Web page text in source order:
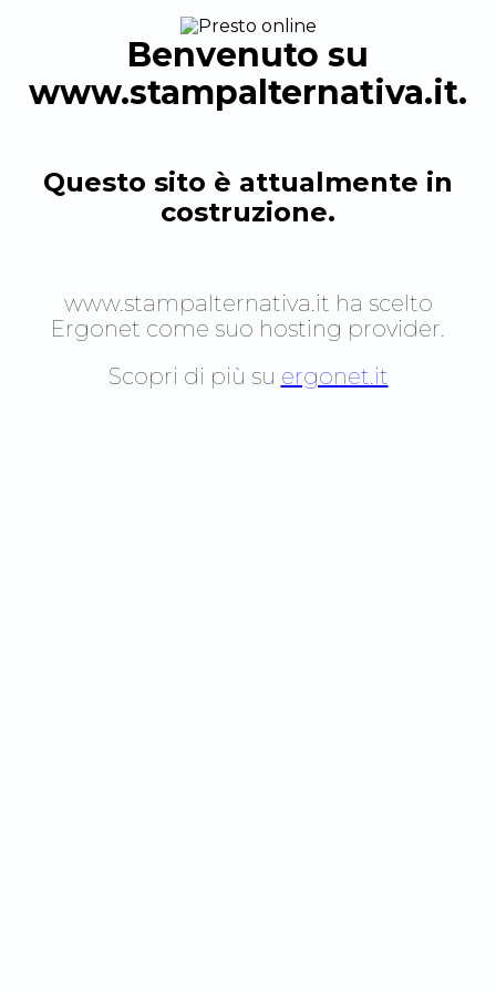
Benvenuto su
www.stampalternativa.it.
Questo sito è attualmente in
costruzione.
www.stampalternativa.it ha scelto
Ergonet come suo hosting provider.
Scopri di più su ergonet.it